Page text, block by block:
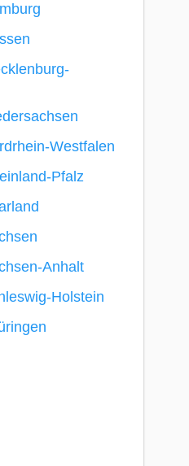
Westfalen
Pfalz
Anhalt
Holstein